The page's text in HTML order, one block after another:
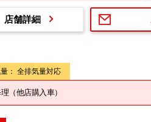
店舗詳細
： 全排気量対応
（他店購入車）